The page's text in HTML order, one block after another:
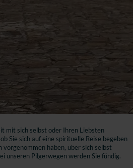
mit sich selbst oder Ihren Liebsten
Sie sich auf eine spirituelle Reise begeben
vorgenommen haben, über sich selbst
unseren Pilgerwegen werden Sie fündig.